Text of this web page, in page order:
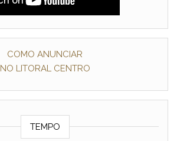
COMO ANUNCIAR
NO LITORAL CENTRO
TEMPO